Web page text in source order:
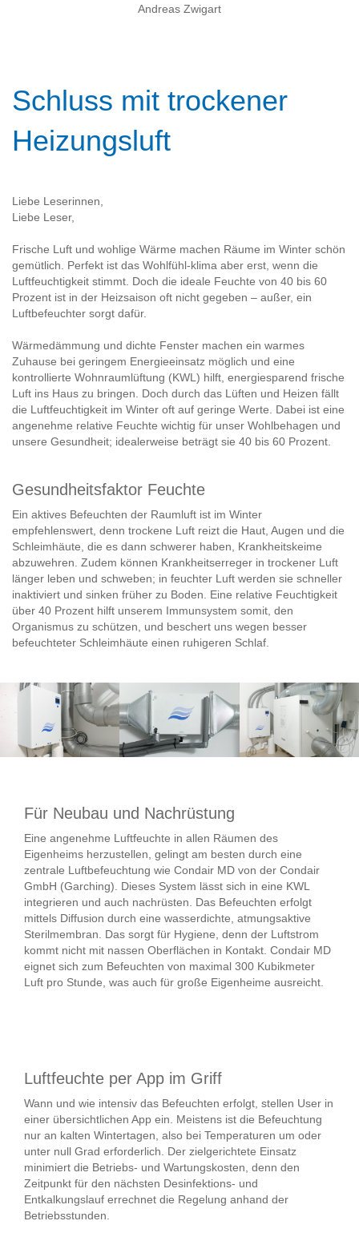
Andreas Zwigart
Schluss mit trockener
Heizungsluft
Liebe Leserinnen,
Liebe Leser,
Frische Luft und wohlige Wärme machen Räume im Winter schön
gemütlich. Perfekt ist das Wohlfühl-klima aber erst, wenn die
Luftfeuchtigkeit stimmt. Doch die ideale Feuchte von 40 bis 60
Prozent ist in der Heizsaison oft nicht gegeben – außer, ein
Luftbefeuchter sorgt dafür.
Wärmedämmung und dichte Fenster machen ein warmes
Zuhause bei geringem Energieeinsatz möglich und eine
kontrollierte Wohnraumlüftung (KWL) hilft, energiesparend frische
Luft ins Haus zu bringen. Doch durch das Lüften und Heizen fällt
die Luftfeuchtigkeit im Winter oft auf geringe Werte. Dabei ist eine
angenehme relative Feuchte wichtig für unser Wohlbehagen und
unsere Gesundheit; idealerweise beträgt sie 40 bis 60 Prozent.
Gesundheitsfaktor Feuchte
Ein aktives Befeuchten der Raumluft ist im Winter
empfehlenswert, denn trockene Luft reizt die Haut, Augen und die
Schleimhäute, die es dann schwerer haben, Krankheitskeime
abzuwehren. Zudem können Krankheitserreger in trockener Luft
länger leben und schweben; in feuchter Luft werden sie schneller
inaktiviert und sinken früher zu Boden. Eine relative Feuchtigkeit
über 40 Prozent hilft unserem Immunsystem somit, den
Organismus zu schützen, und beschert uns wegen besser
befeuchteter Schleimhäute einen ruhigeren Schlaf.
Für Neubau und Nachrüstung
Eine angenehme Luftfeuchte in allen Räumen des
Eigenheims herzustellen, gelingt am besten durch eine
zentrale Luftbefeuchtung wie Condair MD von der Condair
GmbH (Garching). Dieses System lässt sich in eine KWL
integrieren und auch nachrüsten. Das Befeuchten erfolgt
mittels Diffusion durch eine wasserdichte, atmungsaktive
Sterilmembran. Das sorgt für Hygiene, denn der Luftstrom
kommt nicht mit nassen Oberflächen in Kontakt. Condair MD
eignet sich zum Befeuchten von maximal 300 Kubikmeter
Luft pro Stunde, was auch für große Eigenheime ausreicht.
Luftfeuchte per App im Griff
Wann und wie intensiv das Befeuchten erfolgt, stellen User in
einer übersichtlichen App ein. Meistens ist die Befeuchtung
nur an kalten Wintertagen, also bei Temperaturen um oder
unter null Grad erforderlich. Der zielgerichtete Einsatz
minimiert die Betriebs- und Wartungskosten, denn den
Zeitpunkt für den nächsten Desinfektions- und
Entkalkungslauf errechnet die Regelung anhand der
Betriebsstunden.